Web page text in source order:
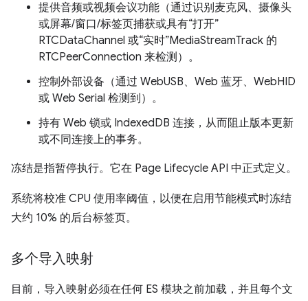
提供音频或视频会议功能（通过识别麦克风、摄像头
或屏幕/窗口/标签页捕获或具有“打开”
RTCDataChannel 或“实时”MediaStreamTrack 的
RTCPeerConnection 来检测）。
控制外部设备（通过 WebUSB、Web 蓝牙、WebHID
或 Web Serial 检测到）。
持有 Web 锁或 IndexedDB 连接，从而阻止版本更新
或不同连接上的事务。
冻结是指暂停执行。它在 Page Lifecycle API 中正式定义。
系统将校准 CPU 使用率阈值，以便在启用节能模式时冻结
大约 10% 的后台标签页。
多个导入映射
目前，导入映射必须在任何 ES 模块之前加载，并且每个文